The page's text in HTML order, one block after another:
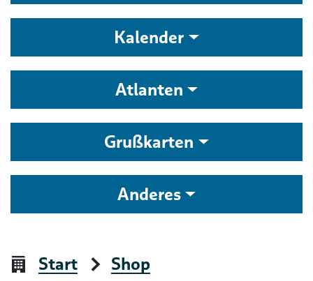
Kalender
Atlanten
Grußkarten
Anderes
Start
Shop